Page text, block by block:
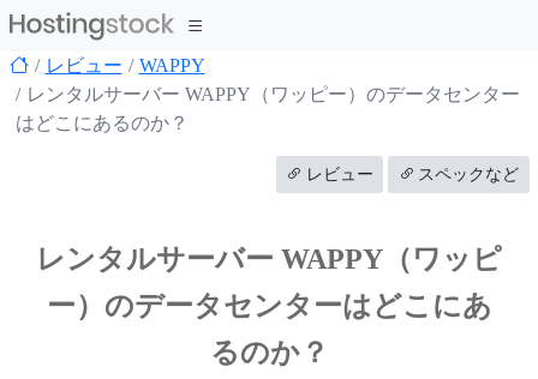
レビュー
WAPPY
レンタルサーバー WAPPY（ワッピー）のデータセンター
はどこにあるのか？
レビュー スペックなど
レンタルサーバー WAPPY（ワッピ
ー）のデータセンターはどこにあ
るのか？